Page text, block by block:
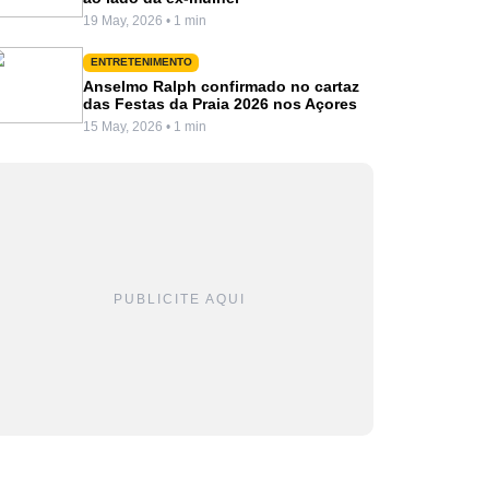
19 May, 2026 • 1 min
ENTRETENIMENTO
Anselmo Ralph confirmado no cartaz
das Festas da Praia 2026 nos Açores
15 May, 2026 • 1 min
PUBLICITE AQUI